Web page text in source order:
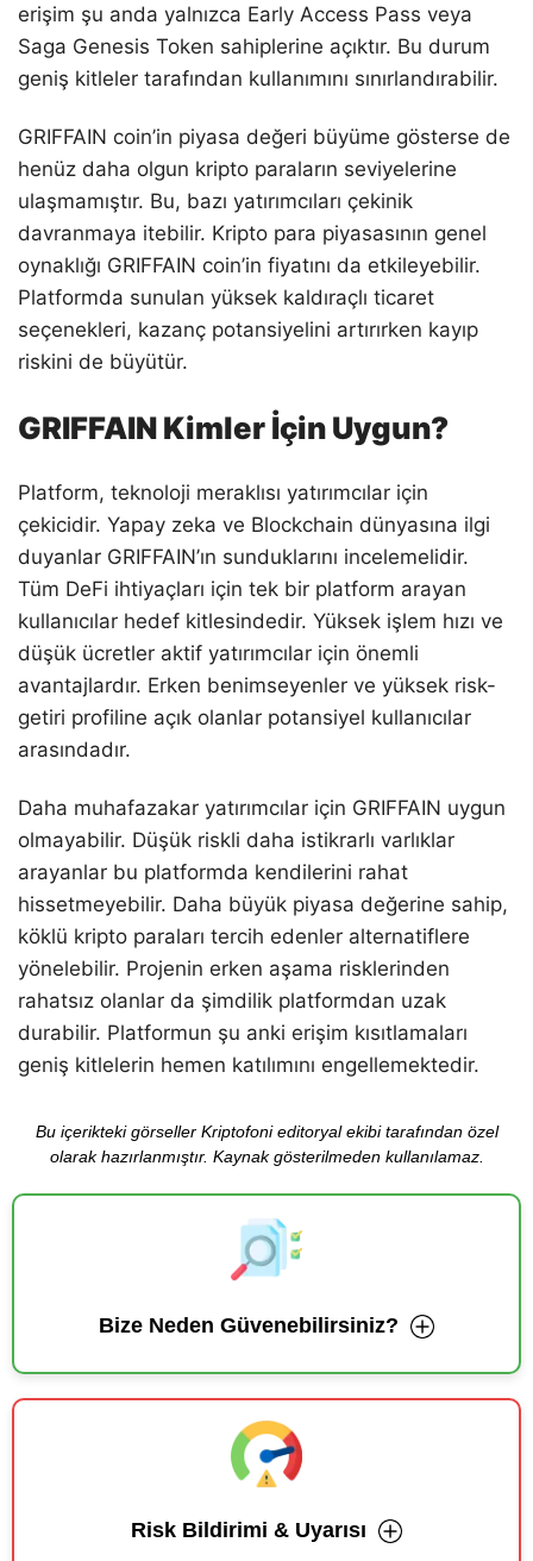
erişim şu anda yalnızca Early Access Pass veya
Saga Genesis Token sahiplerine açıktır. Bu durum
geniş kitleler tarafından kullanımını sınırlandırabilir.
GRIFFAIN coin’in piyasa değeri büyüme gösterse de
henüz daha olgun kripto paraların seviyelerine
ulaşmamıştır. Bu, bazı yatırımcıları çekinik
davranmaya itebilir. Kripto para piyasasının genel
oynaklığı GRIFFAIN coin’in fiyatını da etkileyebilir.
Platformda sunulan yüksek kaldıraçlı ticaret
seçenekleri, kazanç potansiyelini artırırken kayıp
riskini de büyütür.
GRIFFAIN Kimler İçin Uygun?
Platform, teknoloji meraklısı yatırımcılar için
çekicidir. Yapay zeka ve Blockchain dünyasına ilgi
duyanlar GRIFFAIN’ın sunduklarını incelemelidir.
Tüm DeFi ihtiyaçları için tek bir platform arayan
kullanıcılar hedef kitlesindedir. Yüksek işlem hızı ve
düşük ücretler aktif yatırımcılar için önemli
avantajlardır. Erken benimseyenler ve yüksek risk-
getiri profiline açık olanlar potansiyel kullanıcılar
arasındadır.
Daha muhafazakar yatırımcılar için GRIFFAIN uygun
olmayabilir. Düşük riskli daha istikrarlı varlıklar
arayanlar bu platformda kendilerini rahat
hissetmeyebilir. Daha büyük piyasa değerine sahip,
köklü kripto paraları tercih edenler alternatiflere
yönelebilir. Projenin erken aşama risklerinden
rahatsız olanlar da şimdilik platformdan uzak
durabilir. Platformun şu anki erişim kısıtlamaları
geniş kitlelerin hemen katılımını engellemektedir.
Bu içerikteki görseller Kriptofoni editoryal ekibi tarafından özel
olarak hazırlanmıştır. Kaynak gösterilmeden kullanılamaz.
Bize Neden Güvenebilirsiniz?
Risk Bildirimi & Uyarısı